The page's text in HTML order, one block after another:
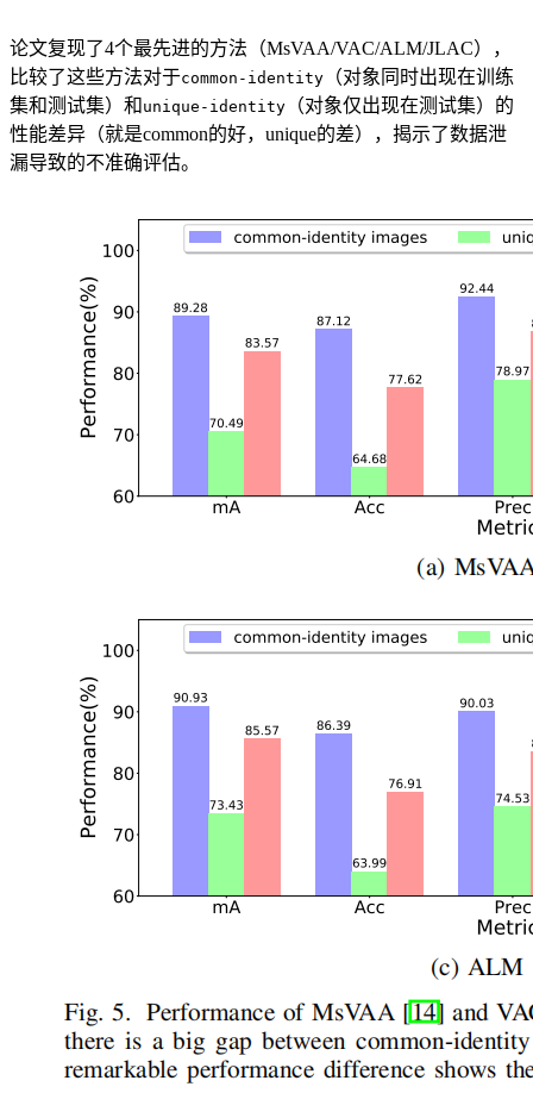
论文复现了4个最先进的方法（MsVAA/VAC/ALM/JLAC），
比较了这些方法对于common-identity （对象同时出现在训练
集和测试集）和 unique-identity （对象仅出现在测试集）的
性能差异（就是common的好，unique的差），揭示了数据泄
漏导致的不准确评估。